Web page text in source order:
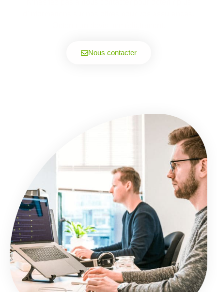
Nous contacter